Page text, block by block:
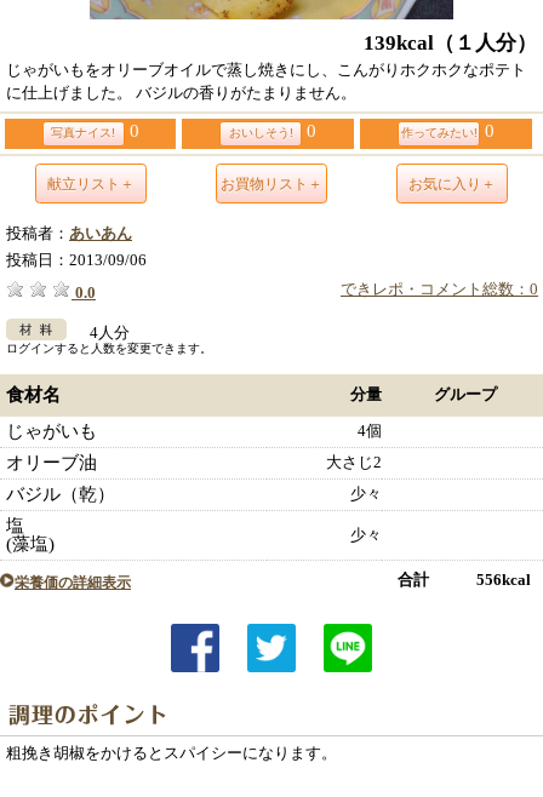
139kcal （１人分）
じゃがいもをオリーブオイルで蒸し焼きにし、こんがりホクホクなポテト
に仕上げました。 バジルの香りがたまりません。
写真ナイス! 0 おいしそう! 0 作ってみたい! 0
献立リスト＋ お買物リスト＋ お気に入り＋
投稿者： あいあん
投稿日： 2013/09/06
できレポ・コメント総数：0
0.0
4人分
ログインすると人数を変更できます。
食材名 分量 グループ
じゃがいも 4個
オリーブ油 大さじ2
バジル（乾） 少々
塩
(藻塩)
少々
栄養価の詳細表示 合計 556kcal
粗挽き胡椒をかけるとスパイシーになります。